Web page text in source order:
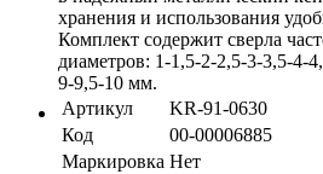
хранения и использования
Комплект содержит сверла
диаметров: 1-1,5-2-2,5-3-3,5-4-
9-9,5-10 мм.
Артикул
KR-91-0630
Код
00-00006885
Маркировка Нет